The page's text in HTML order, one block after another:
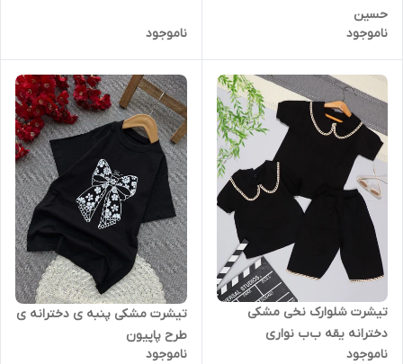
حسین
ناموجود
ناموجود
تیشرت شلوارک نخی مشکی
دخترانه یقه ب‌ب نواری
ناموجود
تیشرت مشکی پنبه ی دخترانه ی
طرح پاپیون
ناموجود